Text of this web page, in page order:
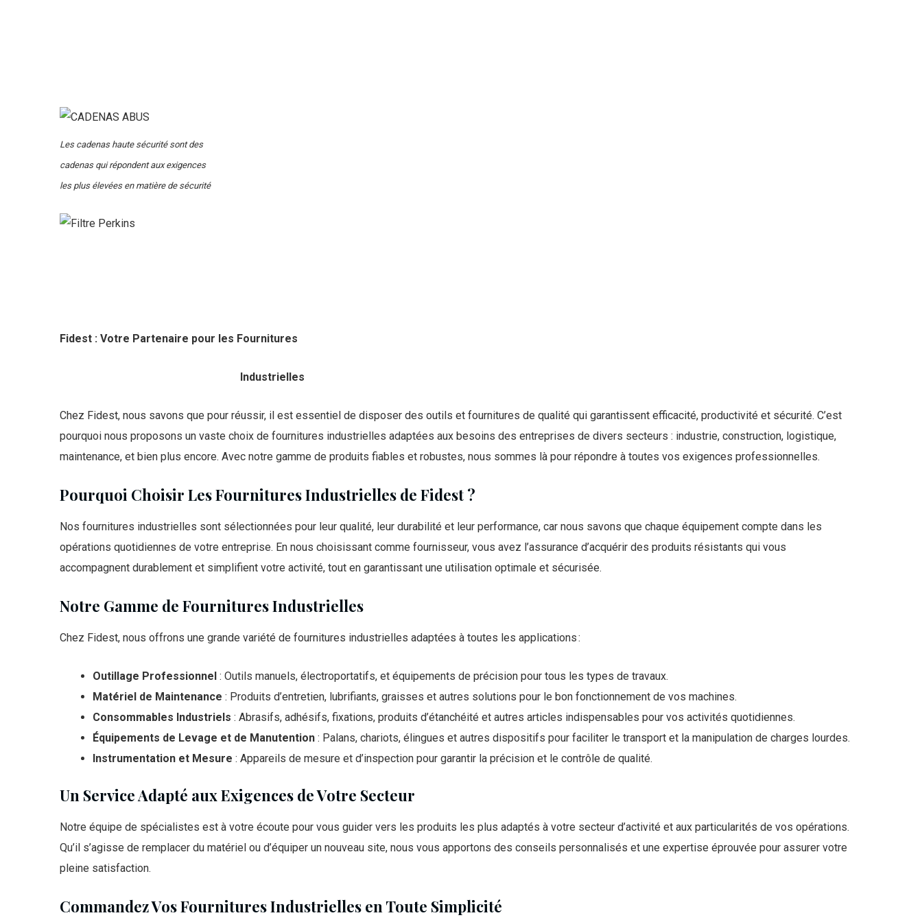
Les cadenas haute sécurité sont des
cadenas qui répondent aux exigences
les plus élevées en matière de sécurité
Fidest : Votre Partenaire pour les Fournitures
Industrielles
Chez Fidest, nous savons que pour réussir, il est essentiel de disposer des outils et fournitures de qualité qui garantissent efficacité, productivité et sécurité. C’est
pourquoi nous proposons un vaste choix de fournitures industrielles adaptées aux besoins des entreprises de divers secteurs : industrie, construction, logistique,
maintenance, et bien plus encore. Avec notre gamme de produits fiables et robustes, nous sommes là pour répondre à toutes vos exigences professionnelles.
Pourquoi Choisir Les Fournitures Industrielles de Fidest ?
Nos fournitures industrielles sont sélectionnées pour leur qualité, leur durabilité et leur performance, car nous savons que chaque équipement compte dans les
opérations quotidiennes de votre entreprise. En nous choisissant comme fournisseur, vous avez l’assurance d’acquérir des produits résistants qui vous
accompagnent durablement et simplifient votre activité, tout en garantissant une utilisation optimale et sécurisée.
Notre Gamme de Fournitures Industrielles
Chez Fidest, nous offrons une grande variété de fournitures industrielles adaptées à toutes les applications :
Outillage Professionnel : Outils manuels, électroportatifs, et équipements de précision pour tous les types de travaux.
Matériel de Maintenance : Produits d’entretien, lubrifiants, graisses et autres solutions pour le bon fonctionnement de vos machines.
Consommables Industriels : Abrasifs, adhésifs, fixations, produits d’étanchéité et autres articles indispensables pour vos activités quotidiennes.
Équipements de Levage et de Manutention : Palans, chariots, élingues et autres dispositifs pour faciliter le transport et la manipulation de charges lourdes.
Instrumentation et Mesure : Appareils de mesure et d’inspection pour garantir la précision et le contrôle de qualité.
Un Service Adapté aux Exigences de Votre Secteur
Notre équipe de spécialistes est à votre écoute pour vous guider vers les produits les plus adaptés à votre secteur d’activité et aux particularités de vos opérations.
Qu’il s’agisse de remplacer du matériel ou d’équiper un nouveau site, nous vous apportons des conseils personnalisés et une expertise éprouvée pour assurer votre
pleine satisfaction.
Commandez Vos Fournitures Industrielles en Toute Simplicité